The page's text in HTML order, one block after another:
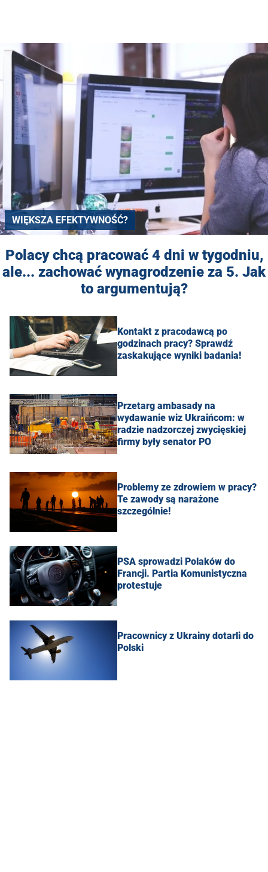
WIĘKSZA EFEKTYWNOŚĆ?
Polacy chcą pracować 4 dni w tygodniu,
ale... zachować wynagrodzenie za 5. Jak
to argumentują?
Kontakt z pracodawcą po
godzinach pracy? Sprawdź
zaskakujące wyniki badania!
Przetarg ambasady na
wydawanie wiz Ukraińcom: w
radzie nadzorczej zwycięskiej
firmy były senator PO
Problemy ze zdrowiem w pracy?
Te zawody są narażone
szczególnie!
PSA sprowadzi Polaków do
Francji. Partia Komunistyczna
protestuje
Pracownicy z Ukrainy dotarli do
Polski